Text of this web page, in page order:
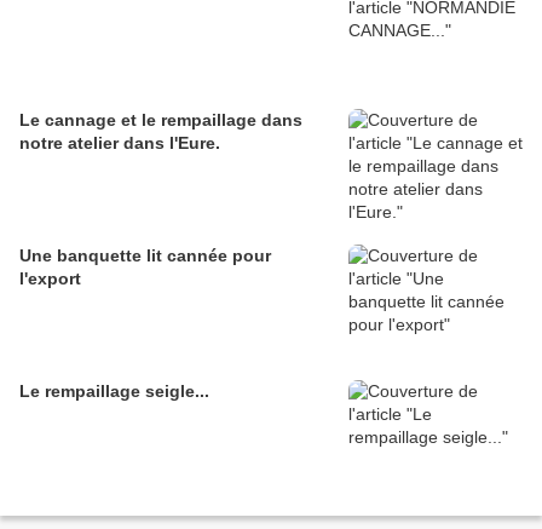
Le cannage et le rempaillage dans
notre atelier dans l'Eure.
Une banquette lit cannée pour
l'export
Le rempaillage seigle...